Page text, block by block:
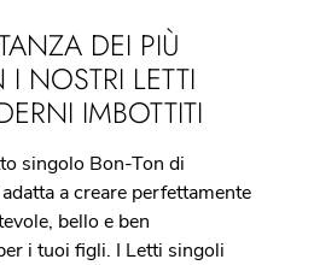
DEI PIÙ
NOSTRI LETTI
IMBOTTITI
singolo Bon-Ton di
a creare perfettamente
bello e ben
i tuoi figli. I Letti singoli